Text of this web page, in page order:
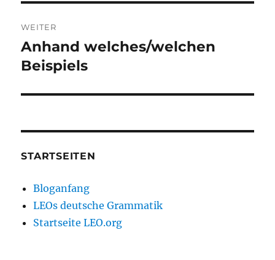
WEITER
Nächster
Beitrag:
Anhand welches/welchen
Beispiels
STARTSEITEN
Bloganfang
LEOs deutsche Grammatik
Startseite LEO.org